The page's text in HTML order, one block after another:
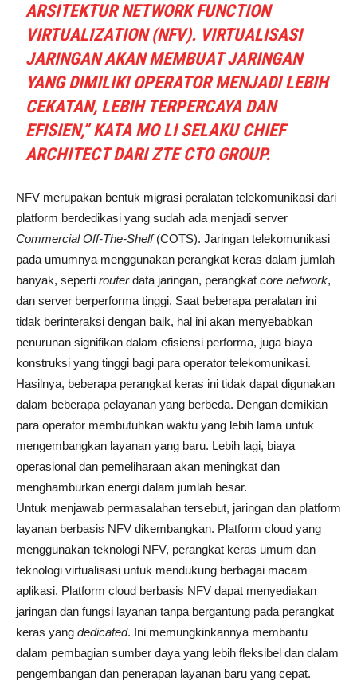
ARSITEKTURNETWORK FUNCTION
VIRTUALIZATION(NFV). VIRTUALISASI
JARINGAN AKAN MEMBUAT JARINGAN
YANG DIMILIKI OPERATOR MENJADI LEBIH
CEKATAN, LEBIH TERPERCAYA DAN
EFISIEN,” KATA MO LI SELAKU CHIEF
ARCHITECTDARIZTE CTO GROUP.
NFV merupakan bentuk migrasi peralatan telekomunikasi dari
platform berdedikasi yang sudah ada menjadi server
Commercial Off-The-Shelf(COTS). Jaringan telekomunikasi
pada umumnya menggunakan perangkat keras dalam jumlah
banyak, seperti routerdata jaringan, perangkat core network,
dan server berperforma tinggi. Saat beberapa peralatan ini
tidak berinteraksi dengan baik, hal ini akan menyebabkan
penurunan signifikan dalam efisiensi performa, juga biaya
konstruksi yang tinggi bagi para operator telekomunikasi.
Hasilnya, beberapa perangkat keras ini tidak dapat digunakan
dalam beberapa pelayanan yang berbeda. Dengan demikian
para operator membutuhkan waktu yang lebih lama untuk
mengembangkan layanan yang baru. Lebih lagi, biaya
operasional dan pemeliharaan akan meningkat dan
menghamburkan energi dalam jumlah besar.
Untuk menjawab permasalahan tersebut, jaringan dan platform
layanan berbasis NFV dikembangkan. Platform cloud yang
menggunakan teknologi NFV, perangkat keras umum dan
teknologi virtualisasi untuk mendukung berbagai macam
aplikasi. Platform cloud berbasis NFV dapat menyediakan
jaringan dan fungsi layanan tanpa bergantung pada perangkat
keras yang dedicated. Ini memungkinkannya membantu
dalam pembagian sumber daya yang lebih fleksibel dan dalam
pengembangan dan penerapan layanan baru yang cepat.